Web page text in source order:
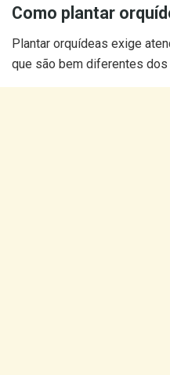
Como plantar
Plantar orquídeas exige
que são bem diferentes